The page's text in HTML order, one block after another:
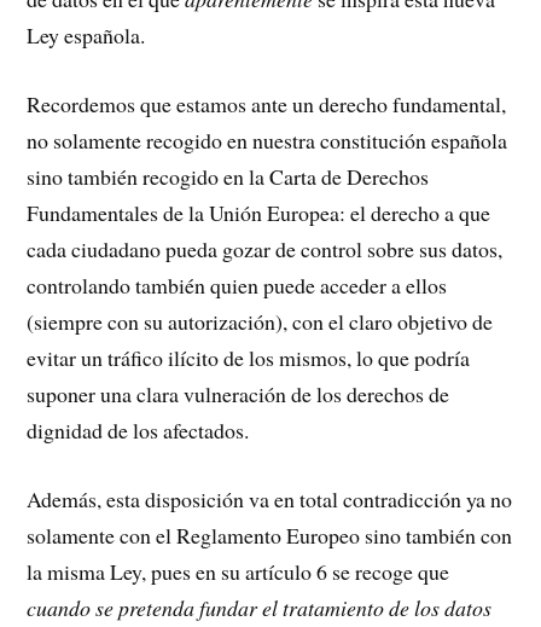
Ley española.
Recordemos que estamos ante un derecho fundamental,
no solamente recogido en nuestra constitución española
sino también recogido en la Carta de Derechos
Fundamentales de la Unión Europea: el derecho a que
cada ciudadano pueda gozar de control sobre sus datos,
controlando también quien puede acceder a ellos
(siempre con su autorización), con el claro objetivo de
evitar un tráfico ilícito de los mismos, lo que podría
suponer una clara vulneración de los derechos de
dignidad de los afectados.
Además, esta disposición va en total contradicción ya no
solamente con el Reglamento Europeo sino también con
la misma Ley, pues en su artículo 6 se recoge que
cuando se pretenda fundar el tratamiento de los datos